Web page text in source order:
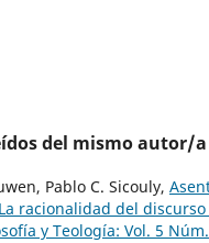
del mismo autor/a
Pablo C. Sicouly,
racionalidad del
y Teología: Vol. 5